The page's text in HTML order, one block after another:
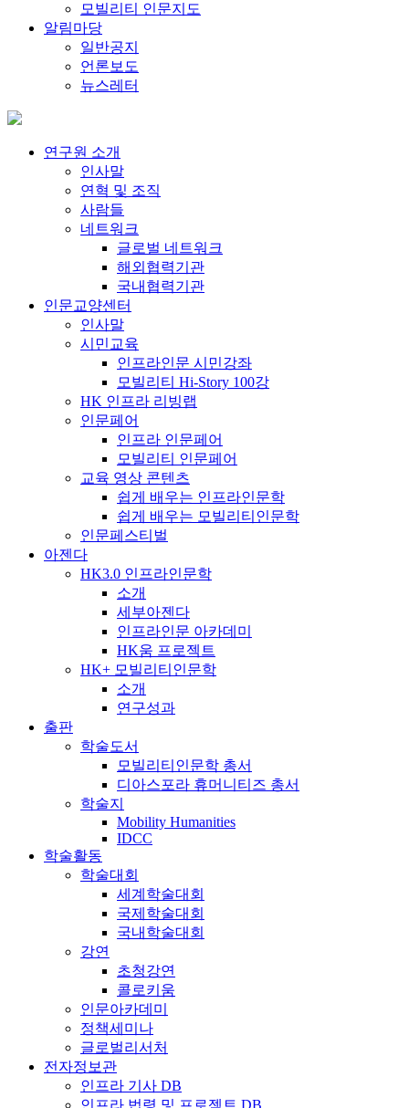
모빌리티 인문지도
알림마당
일반공지
언론보도
뉴스레터
연구원 소개
인사말
연혁 및 조직
사람들
네트워크
글로벌 네트워크
해외협력기관
국내협력기관
인문교양센터
인사말
시민교육
인프라인문 시민강좌
모빌리티 Hi-Story 100강
HK 인프라 리빙랩
인문페어
인프라 인문페어
모빌리티 인문페어
교육 영상 콘텐츠
쉽게 배우는 인프라인문학
쉽게 배우는 모빌리티인문학
인문페스티벌
아젠다
HK3.0 인프라인문학
소개
세부아젠다
인프라인문 아카데미
HK움 프로젝트
HK+ 모빌리티인문학
소개
연구성과
출판
학술도서
모빌리티인문학 총서
디아스포라 휴머니티즈 총서
학술지
Mobility Humanities
IDCC
학술활동
학술대회
세계학술대회
국제학술대회
국내학술대회
강연
초청강연
콜로키움
인문아카데미
정책세미나
글로벌리서처
전자정보관
인프라 기사 DB
인프라 법령 및 프로젝트 DB